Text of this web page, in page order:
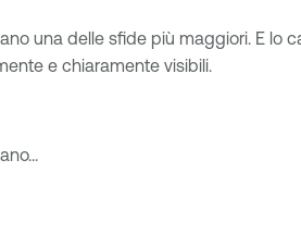
una delle sfide più maggiori. E lo
e chiaramente visibili.